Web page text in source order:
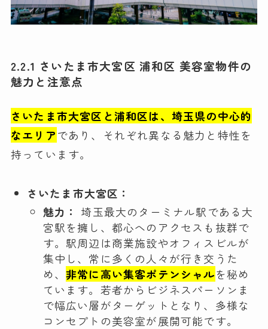
2.2.1 さいたま市大宮区 浦和区 美容室物件の
魅力と注意点
さいたま市大宮区と浦和区は、埼玉県の中心的
なエリアであり、それぞれ異なる魅力と特性を
持っています。
さいたま市大宮区：
魅力：
埼玉最大のターミナル駅である大
宮駅を擁し、都心へのアクセスも抜群で
す。駅周辺は商業施設やオフィスビルが
集中し、常に多くの人々が行き交うた
め、非常に高い集客ポテンシャルを秘め
ています。若者からビジネスパーソンま
で幅広い層がターゲットとなり、多様な
コンセプトの美容室が展開可能です。